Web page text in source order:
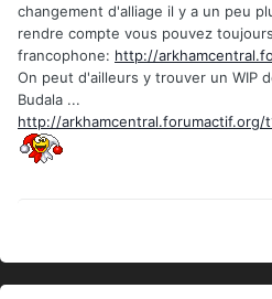
changement d'alliage il y a un peu
rendre compte vous pouvez
francophone: http://
On peut d'ailleurs y trouver un WIP
Budala ...
http://arkhamcentral.forumactif.org/